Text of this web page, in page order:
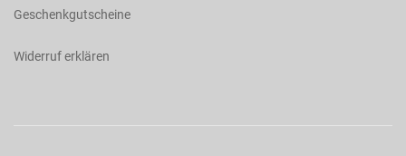
Geschenkgutscheine
Widerruf erklären